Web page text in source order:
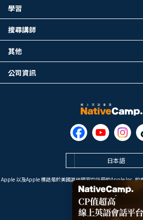
日本語
Apple 以及Apple 標誌是於美國其他國家中註冊的Apple Inc.
標誌。
Google Play是 Google LLC 的商
Copyright © 2026 線上英語
學習
搜尋講師
其他
公司資訊